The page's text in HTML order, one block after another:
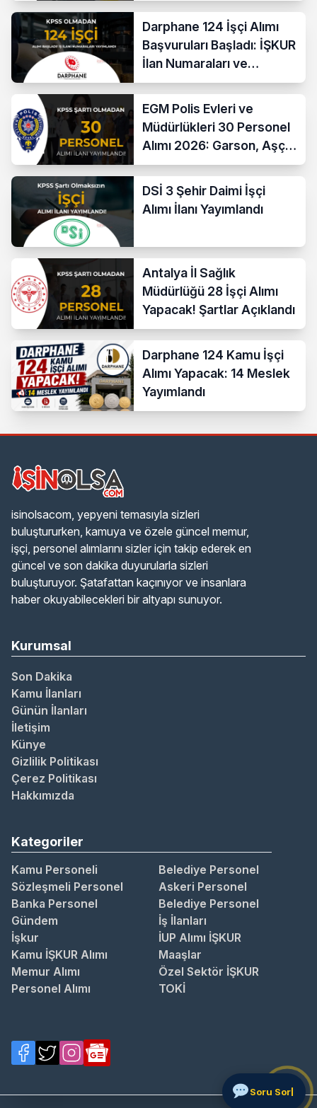
Darphane 124 İşçi Alımı
Başvuruları Başladı: İŞKUR
İlan Numaraları ve
Başvuru Ekranı
EGM Polis Evleri ve
Müdürlükleri 30 Personel
Alımı 2026: Garson, Aşçı,
Temizlik ve Teknik
Kadrolar
DSİ 3 Şehir Daimi İşçi
Alımı İlanı Yayımlandı
Antalya İl Sağlık
Müdürlüğü 28 İşçi Alımı
Yapacak! Şartlar Açıklandı
Darphane 124 Kamu İşçi
Alımı Yapacak: 14 Meslek
Yayımlandı
isinolsacom, yepyeni temasıyla sizleri
buluştururken, kamuya ve özele güncel memur,
işçi, personel alımlarını sizler için takip ederek en
güncel ve son dakika duyurularla sizleri
buluşturuyor. Şatafattan kaçınıyor ve insanlara
haber okuyabilecekleri bir altyapı sunuyor.
Kurumsal
Son Dakika
Kamu İlanları
Günün İlanları
İletişim
Künye
Gizlilik Politikası
Çerez Politikası
Hakkımızda
Kategoriler
Kamu Personeli
Belediye Personel
Sözleşmeli Personel
Askeri Personel
Banka Personel
Belediye Personel
Gündem
İş İlanları
İşkur
İUP Alımı İŞKUR
Kamu İŞKUR Alımı
Maaşlar
Memur Alımı
Özel Sektör İŞKUR
Personel Alımı
TOKİ